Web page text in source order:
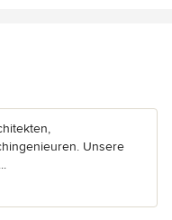
Sternen
Unsere